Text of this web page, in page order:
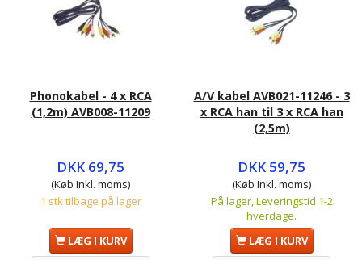
Phonokabel - 4 x RCA
(1,2m) AVB008-11209
DKK 69,75
(Køb Inkl. moms)
1 stk tilbage på lager
LÆG I KURV
A/V kabel AVB021-11246 - 3
x RCA han til 3 x RCA han
(2,5m)
DKK 59,75
(Køb Inkl. moms)
På lager, Leveringstid 1-2
hverdage.
LÆG I KURV